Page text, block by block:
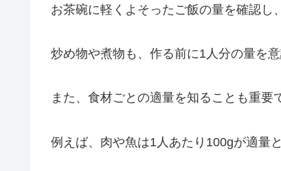
お茶碗に軽くよそったご飯の量を確認し
炒め物や煮物も、作る前に1人分の量を
また、食材ごとの適量を知ることも重要
例えば、肉や魚は1人あたり100gが適量